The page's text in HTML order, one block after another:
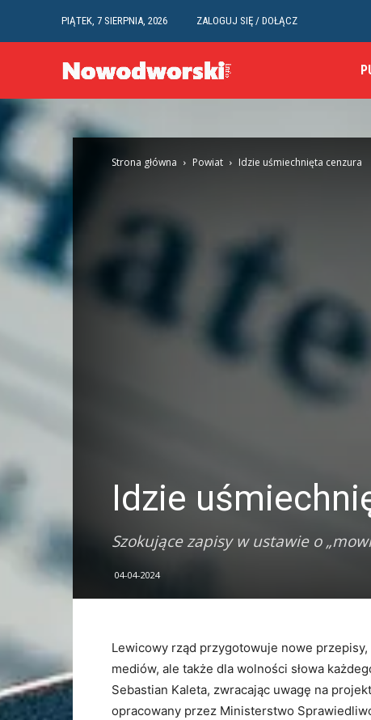
PIĄTEK, 7 SIERPNIA, 2026 ZALOGUJ SIĘ / DOŁĄCZ
Strona główna Powiat Idzie uśmiechnięta cenzura
Idzie
Szokujące zapisy w ustawie o
04-04-2024
Lewicowy rząd przygotowuje nowe
mediów, ale także dla wolności słowa
Sebastian Kaleta, zwracając uwagę na
opracowany przez Ministerstwo